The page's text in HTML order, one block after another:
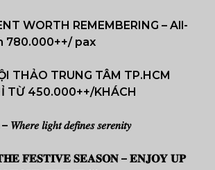
WORTH REMEMBERING – All-
780.000++/ pax
THẢO TRUNG TÂM TP.HCM
TỪ 450.000++/KHÁCH
𝑙𝑖𝑔ℎ𝑡 𝑑𝑒𝑓𝑖𝑛𝑒𝑠 𝑠𝑒𝑟𝑒𝑛𝑖𝑡𝑦
𝐅𝐄𝐒𝐓𝐈𝐕𝐄 𝐒𝐄𝐀𝐒𝐎𝐍 – 𝐄𝐍𝐉𝐎𝐘 𝐔𝐏